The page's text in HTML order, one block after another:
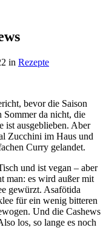
in Rezepte
bevor die Saison
Sommer da nicht, die
ist ausgeblieben. Aber
Zucchini im Haus und
Curry gelandet.
und ist vegan – aber
man: es wird außer mit
gewürzt. Asafötida
für ein wenig bitteren
Und die Cashews
los, so lange es noch